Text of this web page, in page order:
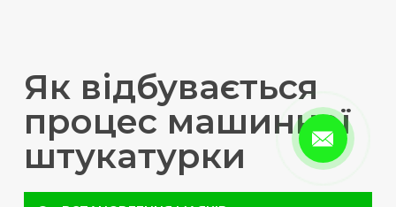
Як відбувається
процес машинної
штукатурки